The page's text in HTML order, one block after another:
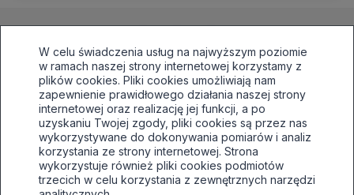
W celu świadczenia usług na najwyższym poziomie
w ramach naszej strony internetowej korzystamy z
plików cookies. Pliki cookies umożliwiają nam
zapewnienie prawidłowego działania naszej strony
internetowej oraz realizację jej funkcji, a po
uzyskaniu Twojej zgody, pliki cookies są przez nas
wykorzystywane do dokonywania pomiarów i analiz
korzystania ze strony internetowej. Strona
wykorzystuje również pliki cookies podmiotów
trzecich w celu korzystania z zewnętrznych narzędzi
33 496 81 64,awaryjnie515030138
sekretariat@tuwim.edu.pl
Bielsko-Biała, ul.Filarowa 52
Deklaracja dostępności